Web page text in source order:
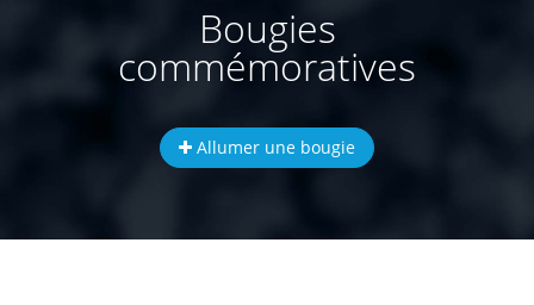
Bougies
commémoratives
Allumer une bougie